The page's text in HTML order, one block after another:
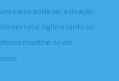
casos pode ser a doação.
em total sigilo e tanto os
mantêm-se em